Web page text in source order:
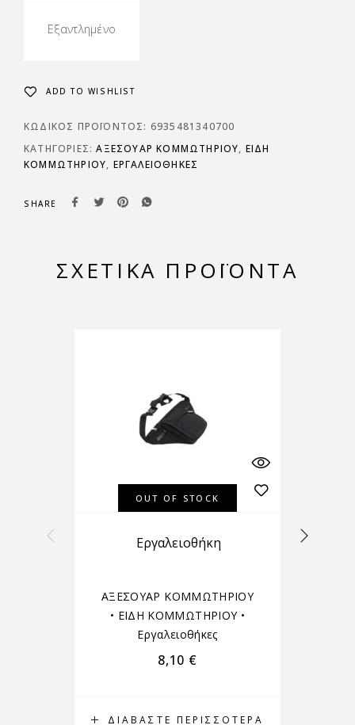
Εξαντλημένο
ADD TO WISHLIST
ΚΩΔΙΚΌΣ ΠΡΟΪΌΝΤΟΣ: 6935481340700
ΚΑΤΗΓΟΡΊΕΣ:ΑΞΕΣΟΥΑΡ ΚΟΜΜΩΤΗΡΙΟΥ, ΕΙΔΗ
ΚΟΜΜΩΤΗΡΙΟΥ, ΕΡΓΑΛΕΙΟΘΉΚΕΣ
SHARE
ΣΧΕΤΙΚΆ ΠΡΟΪΌΝΤΑ
OUT OF STOCK
ΔΙΑΒΆΣΤΕ ΠΕΡΙΣΣΌΤΕΡΑ
Εργαλειοθήκη
ΑΞΕΣΟΥΑΡ ΚΟΜΜΩΤΗΡΙΟΥ
• ΕΙΔΗ ΚΟΜΜΩΤΗΡΙΟΥ•
Εργαλειοθήκες
8,10 €